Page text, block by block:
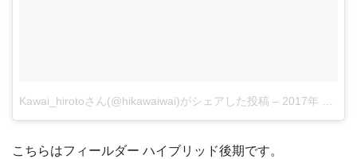
Kawai_hirotoさん(@hikawaiwai)がシェアした投稿 – 2017年 9月月15日午前3時34分PDT
こちらはフィールダー ハイブリッド後期です。